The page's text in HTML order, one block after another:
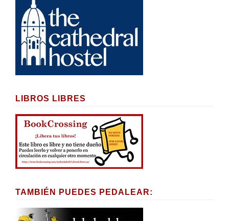
LIBROS LIBRES
TAMBIÉN PUEDES PEDALEAR: